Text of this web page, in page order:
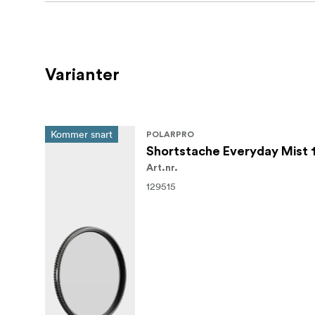
Vad finns i lådan:
1x filter
1x Fodral
Varianter
Kommer snart POLARPRO
Shortstache Everyday Mist
Art.nr.
129515